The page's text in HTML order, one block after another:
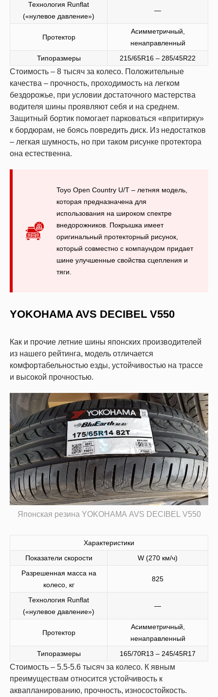
Технология Runflat
(«нулевое давление»)
—
Протектор
Асимметричный,
ненаправленный
Типоразмеры
215/65R16 – 285/45R22
Стоимость – 8 тысяч за колесо. Положительные
качества – прочность, проходимость на легком
бездорожье, при условии достаточного мастерства
водителя шины проявляют себя и на среднем.
Защитный бортик помогает парковаться «впритирку»
к бордюрам, не боясь повредить диск. Из недостатков
– легкая шумность, но при таком рисунке протектора
она естественна.
Toyo Open Country U/T – летняя модель,
которая предназначена для
использования на широком спектре
внедорожников. Покрышка имеет
оригинальный протекторный рисунок,
который совместно с компаундом придает
шине улучшенные свойства сцепления и
тяги.
YOKOHAMA AVS DECIBEL V550
Как и прочие летние шины японских производителей
из нашего рейтинга, модель отличается
комфортабельностью езды, устойчивостью на трассе
и высокой прочностью.
Японская резина YOKOHAMA AVS DECIBEL V550
Характеристики
Показатели скорости
W (270 км/ч)
Разрешенная масса на
колесо, кг
825
Технология Runflat
(«нулевое давление»)
—
Протектор
Асимметричный,
ненаправленный
Типоразмеры
165/70R13 – 245/45R17
Стоимость – 5.5-5.6 тысяч за колесо. К явным
преимуществам относится устойчивость к
аквапланированию, прочность, износостойкость.